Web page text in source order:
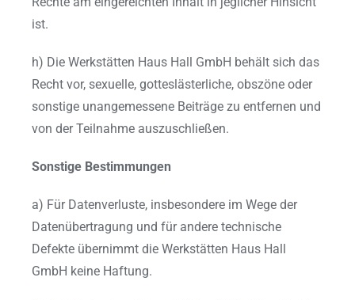
ist.
h) Die Werkstätten Haus Hall GmbH behält sich das
Recht vor, sexuelle, gotteslästerliche, obszöne oder
sonstige unangemessene Beiträge zu entfernen und
von der Teilnahme auszuschließen.
Sonstige Bestimmungen
a) Für Datenverluste, insbesondere im Wege der
Datenübertragung und für andere technische
Defekte übernimmt die Werkstätten Haus Hall
GmbH keine Haftung.